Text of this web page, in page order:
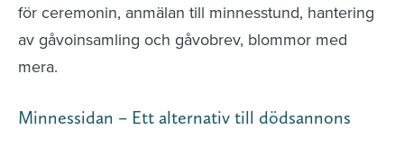
för ceremonin, anmälan till minnesstund, hantering
av gåvoinsamling och gåvobrev, blommor med
mera.
Minnessidan – Ett alternativ till dödsannons